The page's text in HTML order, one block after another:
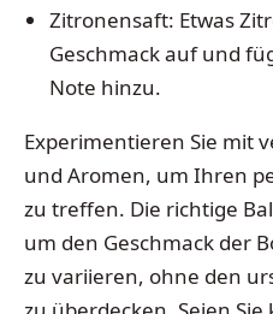
Zitronensaft: Etwas
Geschmack auf und
Note hinzu.
Experimentieren Sie mit
und Aromen, um Ihren
zu treffen. Die richtige
um den Geschmack der
zu variieren, ohne den